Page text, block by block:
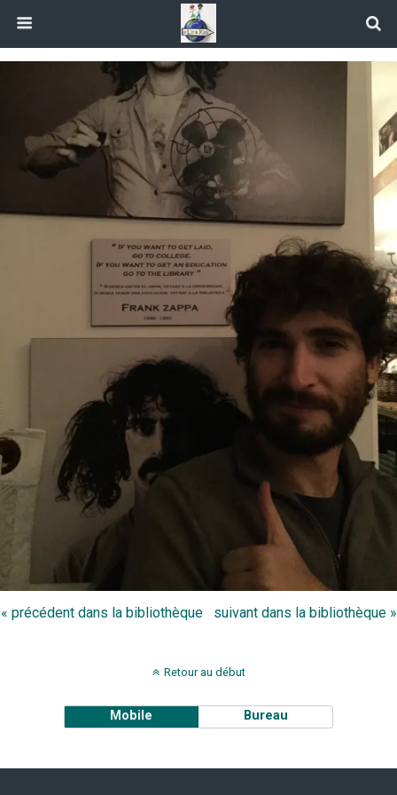
« précédent dans la bibliothèque suivant dans la bibliothèque »
Retour au début
Mobile Bureau